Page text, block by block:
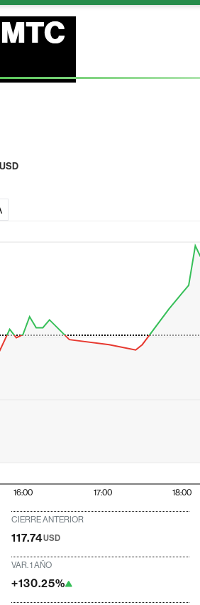
16:00 17:00 18:00
CIERRE ANTERIOR
117.74USD
VAR. 1 AÑO
+130.25%